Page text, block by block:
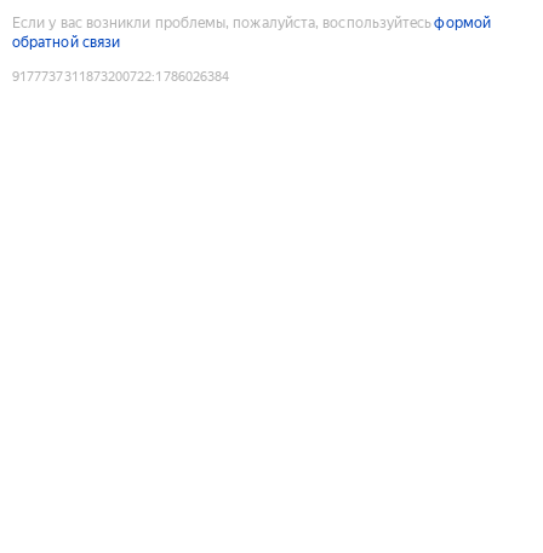
Если у вас возникли проблемы, пожалуйста, воспользуйтесьформой
обратной связи
9177737311873200722:1786026384